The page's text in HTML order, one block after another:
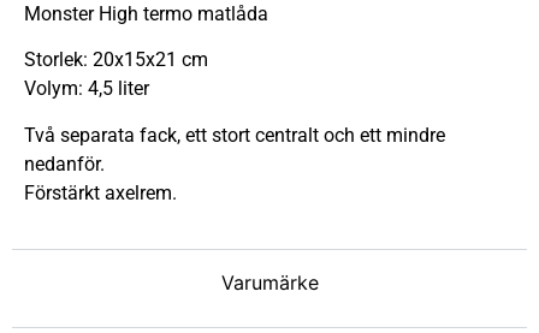
Varumärke
Monster High termo matlåda
Storlek: 20x15x21 cm
Volym: 4,5 liter
Två separata fack, ett stort centralt och ett mindre
nedanför.
Förstärkt axelrem.